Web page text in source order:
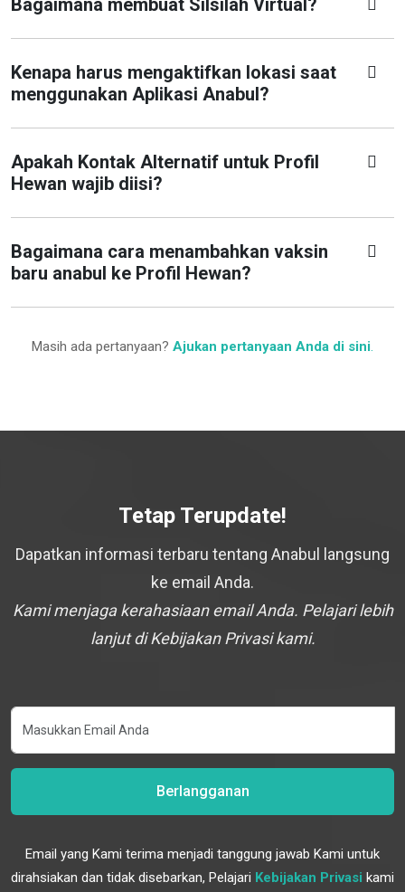
Bagaimana membuat Silsilah Virtual?
Kenapa harus mengaktifkan lokasi saat
menggunakan Aplikasi Anabul?
Apakah Kontak Alternatif untuk Profil
Hewan wajib diisi?
Bagaimana cara menambahkan vaksin
baru anabul ke Profil Hewan?
Masih ada pertanyaan? Ajukan pertanyaan Anda di sini.
Tetap Terupdate!
Dapatkan informasi terbaru tentang Anabul langsung
ke email Anda.
Kami menjaga kerahasiaan email Anda. Pelajari lebih
lanjut di Kebijakan Privasi kami.
Berlangganan
Email yang Kami terima menjadi tanggung jawab Kami untuk
dirahsiakan dan tidak disebarkan, Pelajari Kebijakan Privasi kami